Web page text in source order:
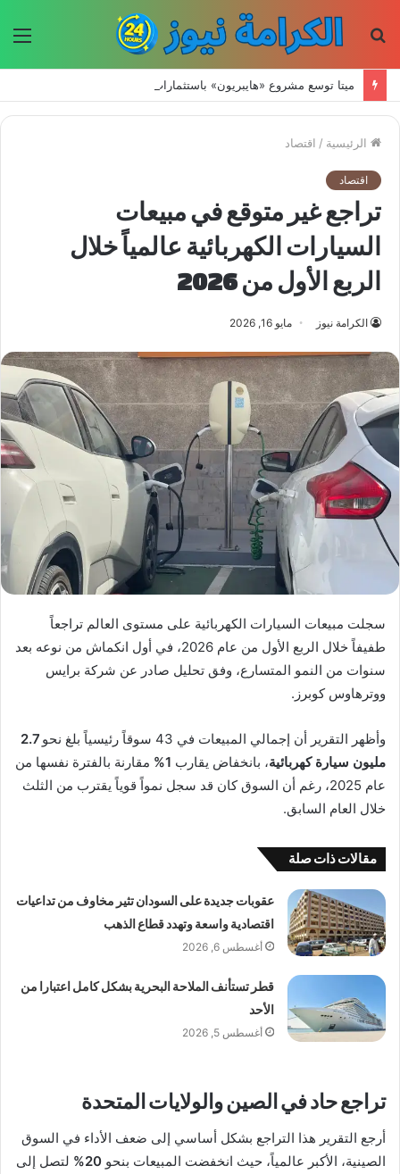
الرئيسية / اقتصاد
اقتصاد
تراجع غير متوقع في مبيعات
السيارات الكهربائية عالمياً خلال
الربع الأول من 2026
الكرامة نيوز مايو 16, 2026
سجلت مبيعات السيارات الكهربائية على مستوى العالم تراجعاً
طفيفاً خلال الربع الأول من عام 2026، في أول انكماش من نوعه بعد
سنوات من النمو المتسارع، وفق تحليل صادر عن شركة برايس
ووترهاوس كوبرز.
وأظهر التقرير أن إجمالي المبيعات في 43 سوقاً رئيسياً بلغ نحو
2.7
مليون سيارة كهربائية، بانخفاض يقارب 1%
مقارنة بالفترة نفسها من
عام 2025، رغم أن السوق كان قد سجل نمواً قوياً يقترب من الثلث
خلال العام السابق.
مقالات ذات صلة
عقوبات جديدة على السودان تثير مخاوف من تداعيات
اقتصادية واسعة وتهدد قطاع الذهب
أغسطس 6, 2026
قطر تستأنف الملاحة البحرية بشكل كامل اعتبارا من
الأحد
أغسطس 5, 2026
تراجع حاد في الصين والولايات المتحدة
أرجع التقرير هذا التراجع بشكل أساسي إلى ضعف الأداء في السوق
الصينية، الأكبر عالمياً، حيث انخفضت المبيعات بنحو 20%
لتصل إلى